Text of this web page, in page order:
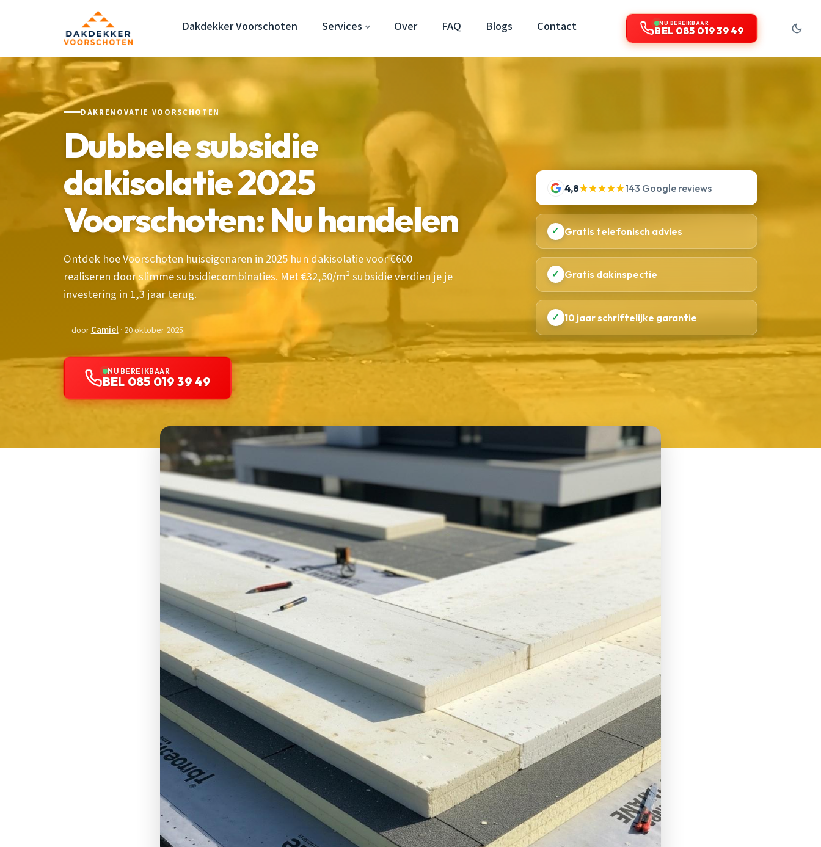
Dakdekker Voorschoten Services Over FAQ Blogs Contact NU BEREIKBAAR
BEL 085 019 39 49
DAKRENOVATIE VOORSCHOTEN
Dubbele subsidie
dakisolatie 2025
Voorschoten: Nu handelen
Ontdek hoe Voorschoten huiseigenaren in 2025 hun dakisolatie voor €600
realiseren door slimme subsidiecombinaties. Met €32,50/m² subsidie verdien je je
investering in 1,3 jaar terug.
doorCamiel· 20 oktober 2025
NU BEREIKBAAR
BEL 085 019 39 49
4,8★★★★★143 Google reviews
✓ Gratis telefonisch advies
✓ Gratis dakinspectie
✓ 10 jaar schriftelijke garantie